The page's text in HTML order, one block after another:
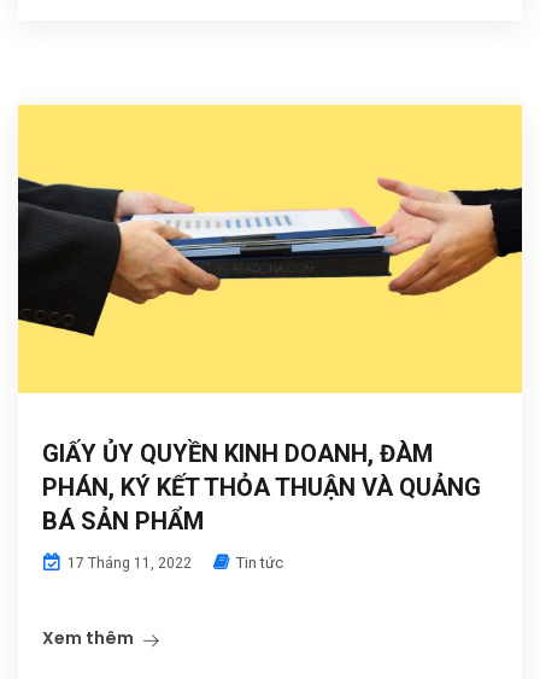
GIẤY ỦY QUYỀN KINH DOANH, ĐÀM
PHÁN, KÝ KẾT THỎA THUẬN VÀ QUẢNG
BÁ SẢN PHẨM
17 Tháng 11, 2022 Tin tức
Xem thêm